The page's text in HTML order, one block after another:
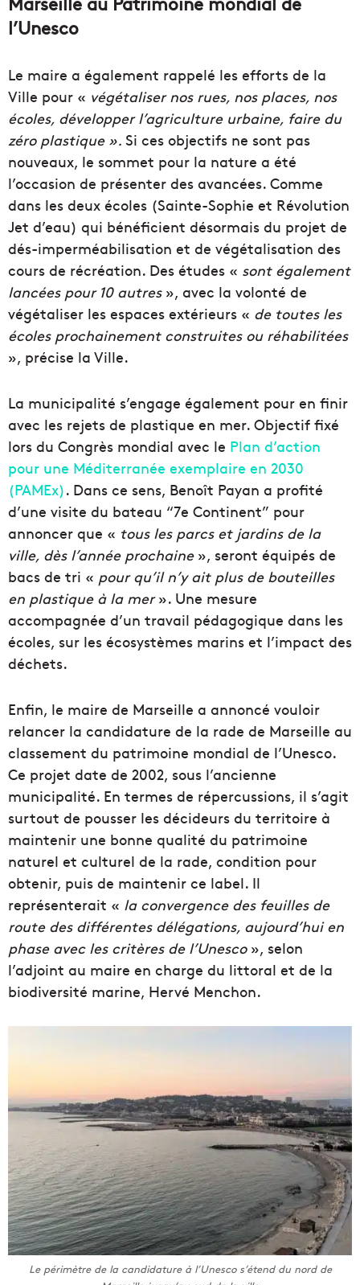
l’Unesco
Le maire a également rappelé les efforts de la
Ville pour « végétaliser nos rues, nos places, nos
écoles, développer l’agriculture urbaine, faire du
zéro plastique ». Si ces objectifs ne sont pas
nouveaux, le sommet pour la nature a été
l’occasion de présenter des avancées. Comme
dans les deux écoles (Sainte-Sophie et Révolution
Jet d’eau) qui bénéficient désormais du projet de
dés-imperméabilisation et de végétalisation des
cours de récréation. Des études « sont également
lancées pour 10 autres», avec la volonté de
végétaliser les espaces extérieurs « de toutes les
écoles prochainement construites ou réhabilitées
», précise la Ville.
La municipalité s’engage également pour en finir
avec les rejets de plastique en mer. Objectif fixé
lors du Congrès mondial avec le Plan d’action
pour une Méditerranée exemplaire en 2030
(PAMEx). Dans ce sens, Benoît Payan a profité
d’une visite du bateau “7e Continent” pour
annoncer que « tous les parcs et jardins de la
ville, dès l’année prochaine», seront équipés de
bacs de tri « pour qu’il n’y ait plus de bouteilles
en plastique à la mer». Une mesure
accompagnée d’un travail pédagogique dans les
écoles, sur les écosystèmes marins et l’impact des
déchets.
Enfin, le maire de Marseille a annoncé vouloir
relancer la candidature de la rade de Marseille au
classement du patrimoine mondial de l’Unesco.
Ce projet date de 2002, sous l’ancienne
municipalité. En termes de répercussions, il s’agit
surtout de pousser les décideurs du territoire à
maintenir une bonne qualité du patrimoine
naturel et culturel de la rade, condition pour
obtenir, puis de maintenir ce label. Il
représenterait « la convergence des feuilles de
route des différentes délégations, aujourd’hui en
phase avec les critères de l’Unesco», selon
l’adjoint au maire en charge du littoral et de la
biodiversité marine, Hervé Menchon.
Le périmètre de la candidature à l’Unesco s’étend du nord de